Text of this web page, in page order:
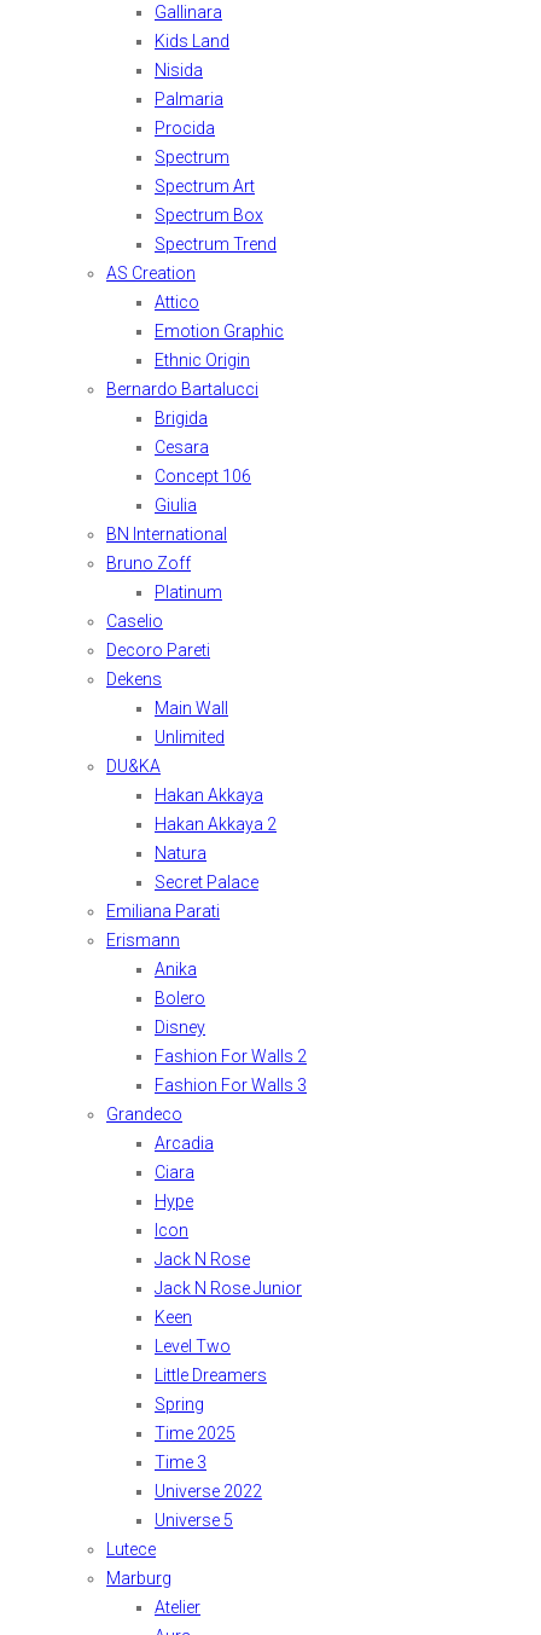
Gallinara
Kids Land
Nisida
Palmaria
Procida
Spectrum
Spectrum Art
Spectrum Box
Spectrum Trend
AS Creation
Attico
Emotion Graphic
Ethnic Origin
Bernardo Bartalucci
Brigida
Cesara
Concept 106
Giulia
BN International
Bruno Zoff
Platinum
Caselio
Decoro Pareti
Dekens
Main Wall
Unlimited
DU&KA
Hakan Akkaya
Hakan Akkaya 2
Natura
Secret Palace
Emiliana Parati
Erismann
Anika
Bolero
Disney
Fashion For Walls 2
Fashion For Walls 3
Grandeco
Arcadia
Ciara
Hype
Icon
Jack N Rose
Jack N Rose Junior
Keen
Level Two
Little Dreamers
Spring
Time 2025
Time 3
Universe 2022
Universe 5
Lutece
Marburg
Atelier